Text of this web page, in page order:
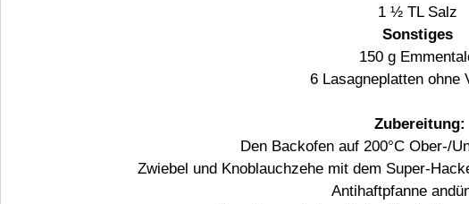
1 ½ TL Salz
Sonstiges
150 g
6 Lasagneplatten ohne
Zubereitung:
Den Backofen auf 200°C Ober-/
Zwiebel und Knoblauchzehe mit dem Super-
Antihaftpfanne